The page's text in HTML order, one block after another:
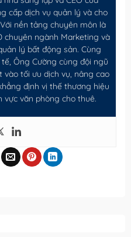
cấp dịch vụ quản lý và cho
nền tảng chuyên môn là
chuyên ngành Marketing và
lý bất động sản. Cùng
Ông Cường cùng đội ngũ
tối ưu dịch vụ, nâng cao
định vị thế thương hiệu
văn phòng cho thuê.